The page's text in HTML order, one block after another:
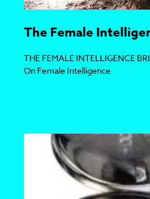
The Female
THE FEMALE INTELLIGENCE
On Female Intelligence